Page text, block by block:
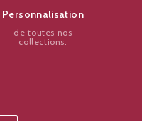
Personnalisation
de toutes nos
collections.